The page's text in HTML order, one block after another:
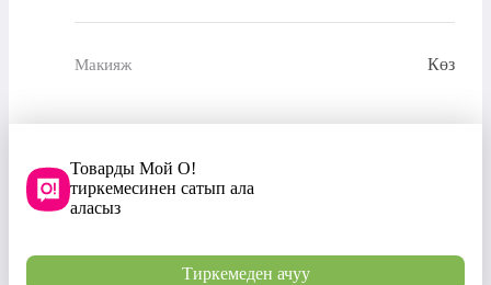
Макияж Көз
Товарды Мой О!
тиркемесинен сатып ала
аласыз
Тиркемеден ачуу